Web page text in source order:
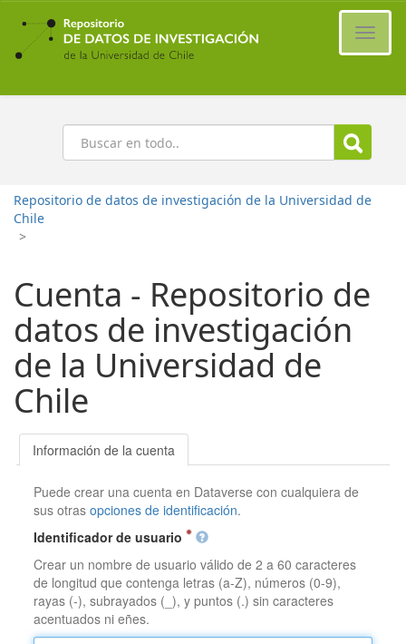
Ir
contenido
principal
Buscar
Repositorio de datos de investigación de la Universidad de
Chile
>
Cuenta - Repositorio de
datos de investigación
de la Universidad de
Chile
Información de la cuenta
Puede crear una cuenta en Dataverse con cualquiera de
sus otrasopciones de identificación.
Identificador de usuario
Crear un nombre de usuario válido de 2 a 60 caracteres
de longitud que contenga letras (a-Z), números (0-9),
rayas (-), subrayados (_), y puntos (.) sin caracteres
acentuados ni eñes.